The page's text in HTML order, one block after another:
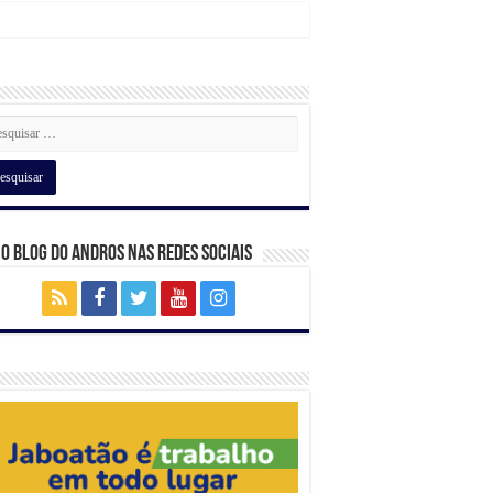
Blog do Andros nas Redes Sociais